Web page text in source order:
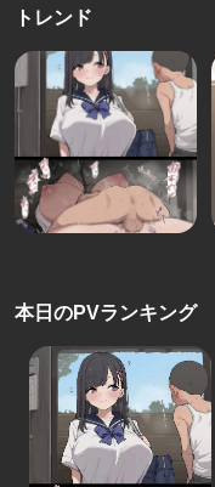
トレンド
本日のPVランキング